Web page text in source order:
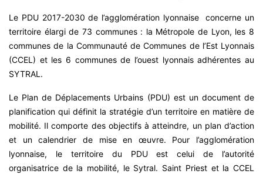
Le PDU 2017-2030 de l’agglomération lyonnaise concerne un
territoire élargi de 73 communes : la Métropole de Lyon, les 8
communes de la Communauté de Communes de l’Est Lyonnais
(CCEL) et les 6 communes de l’ouest lyonnais adhérentes au
SYTRAL.
Le Plan de Déplacements Urbains (PDU) est un document de
planification qui définit la stratégie d’un territoire en matière de
mobilité. Il comporte des objectifs à atteindre, un plan d’action
et un calendrier de mise en œuvre. Pour l’agglomération
lyonnaise, le territoire du PDU est celui de l’autorité
organisatrice de la mobilité, le Sytral. Saint Priest et la CCEL